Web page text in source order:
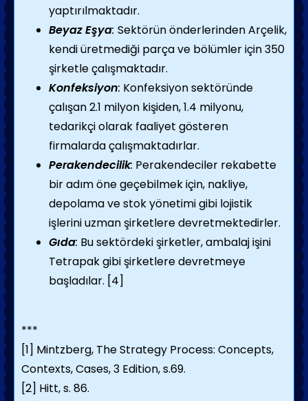
yaptırılmaktadır.
Beyaz Eşya: Sektörün önderlerinden Arçelik,
kendi üretmediği parça ve bölümler için 350
şirketle çalışmaktadır.
Konfeksiyon: Konfeksiyon sektöründe
çalışan 2.1 milyon kişiden, 1.4 milyonu,
tedarikçi olarak faaliyet gösteren
firmalarda çalışmaktadırlar.
Perakendecilik: Perakendeciler rekabette
bir adım öne geçebilmek için, nakliye,
depolama ve stok yönetimi gibi lojistik
işlerini uzman şirketlere devretmektedirler.
Gıda: Bu sektördeki şirketler, ambalaj işini
Tetrapak gibi şirketlere devretmeye
başladılar. [4]
***
[1] Mintzberg, The Strategy Process: Concepts,
Contexts, Cases, 3 Edition, s.69.
[2] Hitt, s. 86.